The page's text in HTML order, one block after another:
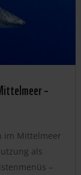
–
im Mittelmeer
als
–